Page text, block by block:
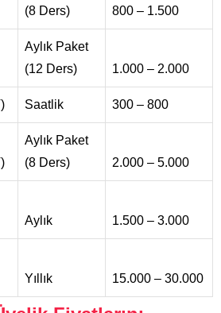
(8 Ders)
800 – 1.500
Aylık Paket
(12 Ders)
1.000 – 2.000
Saatlik 300 – 800
Aylık Paket
(8 Ders)
2.000 – 5.000
Aylık 1.500 – 3.000
Yıllık 15.000 – 30.000